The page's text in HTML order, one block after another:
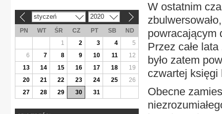
W ostatnim
powracającym
Przez całe
było zatem
czwartej księgi
Obecne
styczeń 2020
PN WT ŚR CZ PT SB
ND
1
2 3 4
5
6
7 8 9 10 11
12
13
14 15 16 17 18
19
20
21 22 23 24 25
26
27
28 29 30 31